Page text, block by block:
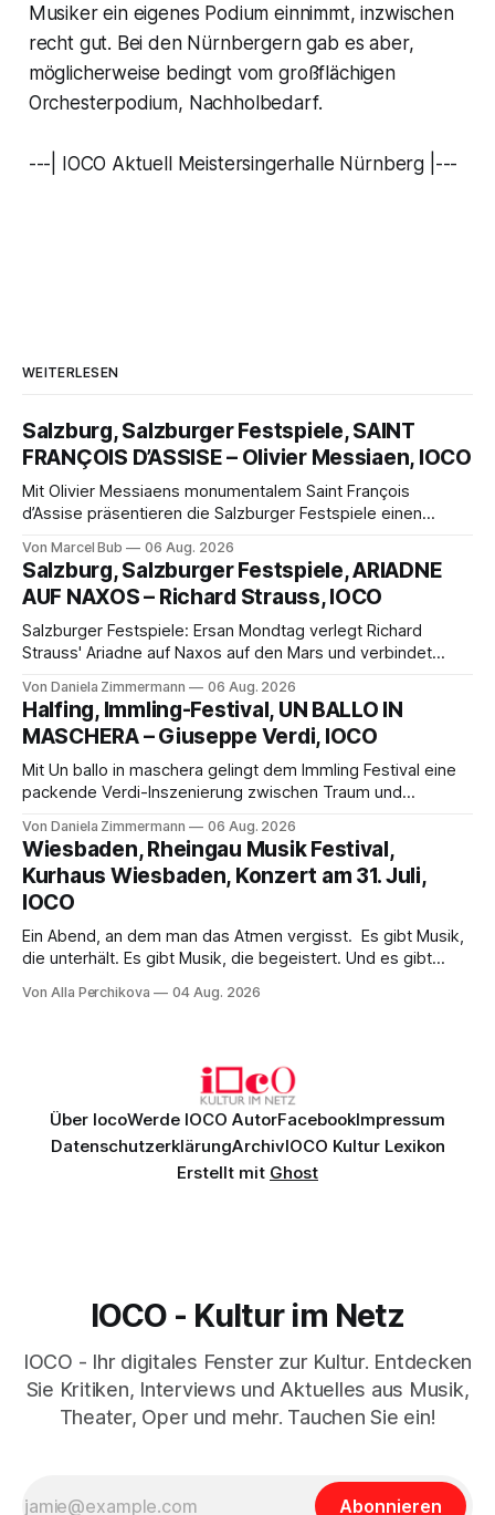
Musiker ein eigenes Podium einnimmt, inzwischen
recht gut. Bei den Nürnbergern gab es aber,
möglicherweise bedingt vom großflächigen
Orchesterpodium, Nachholbedarf.
---| IOCO Aktuell Meistersingerhalle Nürnberg |---
WEITERLESEN
Salzburg, Salzburger Festspiele, SAINT
FRANÇOIS D’ASSISE – Olivier Messiaen, IOCO
Mit Olivier Messiaens monumentalem Saint François
d’Assise präsentieren die Salzburger Festspiele einen
eine bildgewaltige Inszenierung, Maxime Pascal entfaltet
die komplexe Partitur eindrucksvoll, Philippe Sly berührt als
Franziskus.
Von Marcel Bub 06 Aug. 2026
Salzburg, Salzburger Festspiele, ARIADNE
AUF NAXOS – Richard Strauss, IOCO
Salzburger Festspiele: Ersan Mondtag verlegt Richard
Strauss' Ariadne auf Naxos auf den Mars und verbindet
Aufführung mit starken Solisten und den Wiener
Philharmonikern, szenisch bleibt der zweite Akt jedoch
hinter den Erwartungen zurück.
Von Daniela Zimmermann 06 Aug. 2026
Halfing, Immling-Festival, UN BALLO IN
MASCHERA – Giuseppe Verdi, IOCO
Mit Un ballo in maschera gelingt dem Immling Festival eine
packende Verdi-Inszenierung zwischen Traum und
psychologische Tiefe mit starken Bildern, getragen von
einem spielfreudigen Ensemble und einer musikalisch
überzeugenden Gesamtleistung.
Von Daniela Zimmermann 06 Aug. 2026
Wiesbaden, Rheingau Musik Festival,
Kurhaus Wiesbaden, Konzert am 31. Juli,
IOCO
Ein Abend, an dem man das Atmen vergisst. Es gibt Musik,
die unterhält. Es gibt Musik, die begeistert. Und es gibt
Genau so war der Abend im Kurhaus Wiesbaden, an dem
Von Alla Perchikova 04 Aug. 2026
Über IocoWerde IOCO AutorFacebookImpressum
DatenschutzerklärungArchivIOCO Kultur Lexikon
Erstellt mit Ghost
IOCO - Kultur im Netz
IOCO - Ihr digitales Fenster zur Kultur. Entdecken
Sie Kritiken, Interviews und Aktuelles aus Musik,
Theater, Oper und mehr. Tauchen Sie ein!
Abonnieren